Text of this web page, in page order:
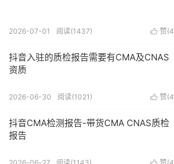
 赞(4
2026-07-01 阅读(1437)
抖音入驻的质检报告需要有CMA及CNAS
资质
 赞(4
2026-06-30 阅读(1021)
抖音CMA检测报告-带货CMA CNAS质检
报告